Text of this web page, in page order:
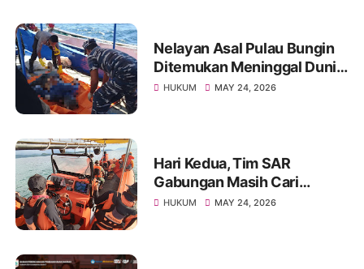
Nelayan Asal Pulau Bungin
Ditemukan Meninggal Dunia
di Pantai Kertasari
HUKUM MAY 24, 2026
Hari Kedua, Tim SAR
Gabungan Masih Cari
Nelayan Lansia yang Hilang
HUKUM MAY 24, 2026